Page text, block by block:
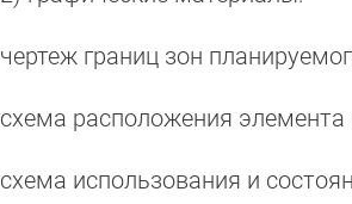
чертеж границ зон
схема расположения
схема использования и